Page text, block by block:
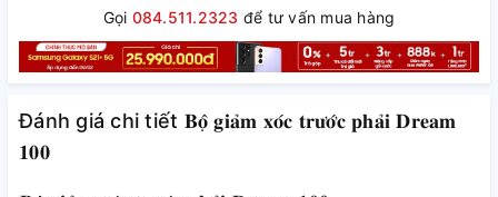
Gọi 084.511.2323 để tư vấn mua hàng
Đánh giá chi tiết 𝐁𝐨̣̂ 𝐠𝐢𝐚̉𝐦 𝐱𝐨́𝐜 𝐭𝐫𝐮̛𝐨̛́𝐜 𝐩𝐡𝐚̉𝐢 𝐃𝐫𝐞𝐚𝐦
𝟏𝟎𝟎